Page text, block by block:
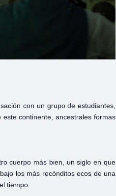
con un grupo de estudiantes,
continente, ancestrales formas
cuerpo más bien, un siglo en que
los más recónditos ecos de una
tiempo.